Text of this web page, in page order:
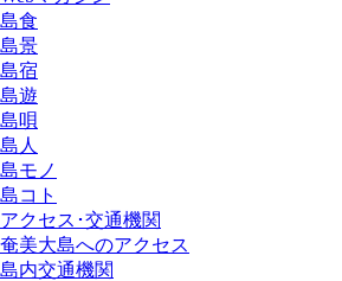
島食
島景
島宿
島遊
島唄
島人
島モノ
島コト
アクセス･交通機関
奄美大島へのアクセス
島内交通機関